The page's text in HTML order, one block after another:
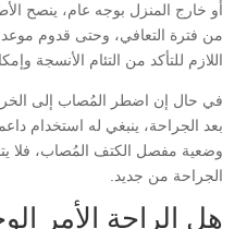
أو خارج المنزل بوجه عام، ينصح
من فترة التعافي، وحتى قدوم
اللازم للتأكد من التئام الأنسجة
في حال إن اضطر المُصاب إلى
بعد الجراحة، ينبغي له استخدام
وضعية مفصل الكتف المُصاب، فلا
الجراحة من جديد.
هل الراحة الأمر